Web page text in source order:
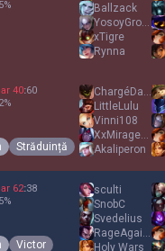
%
Ballzack
YosoyGroot17
xTigre
Rynna
40:60
%
Străduință
ChargéDaffaires
LittleLulu
Vinni108
XxMiragexX
Akaliperon
62:38
%
Victor
sculti
SnobC
Svedelius
RageAgainstRhast
Holy Wars